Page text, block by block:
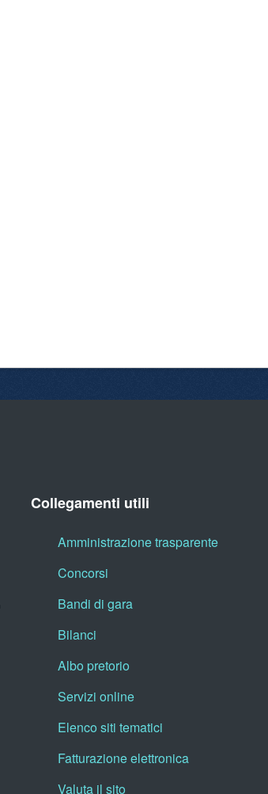
Collegamenti utili
Amministrazione trasparente
Concorsi
Bandi di gara
Bilanci
Albo pretorio
Servizi online
Elenco siti tematici
Fatturazione elettronica
Valuta il sito